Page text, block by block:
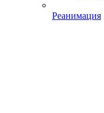
Реанимация